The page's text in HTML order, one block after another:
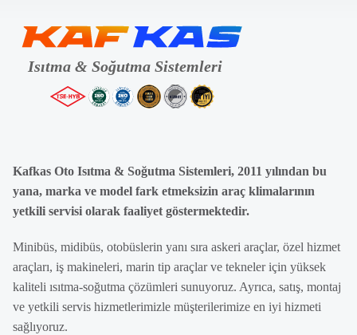
Kafkas Oto Isıtma & Soğutma Sistemleri, 2011 yılından bu
yana, marka ve model fark etmeksizin araç klimalarının
yetkili servisi olarak faaliyet göstermektedir.
Minibüs, midibüs, otobüslerin yanı sıra askeri araçlar, özel hizmet
araçları, iş makineleri, marin tip araçlar ve tekneler için yüksek
kaliteli ısıtma-soğutma çözümleri sunuyoruz. Ayrıca, satış, montaj
ve yetkili servis hizmetlerimizle müşterilerimize en iyi hizmeti
sağlıyoruz.